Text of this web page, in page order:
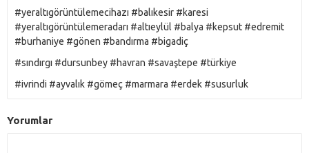
#yeraltıgörüntülemecihazı #balıkesir #karesi
#yeraltıgörüntülemeradarı #altıeylül #balya #kepsut #edremit
#burhaniye #gönen #bandırma #bigadiç
#sındırgı #dursunbey #havran #savaştepe #türkiye
#ivrindi #ayvalık #gömeç #marmara #erdek #susurluk
Yorumlar